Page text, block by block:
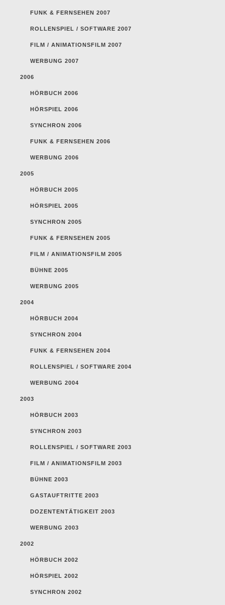
FUNK & FERNSEHEN 2007
ROLLENSPIEL / SOFTWARE 2007
FILM / ANIMATIONSFILM 2007
WERBUNG 2007
2006
HÖRBUCH 2006
HÖRSPIEL 2006
SYNCHRON 2006
FUNK & FERNSEHEN 2006
WERBUNG 2006
2005
HÖRBUCH 2005
HÖRSPIEL 2005
SYNCHRON 2005
FUNK & FERNSEHEN 2005
FILM / ANIMATIONSFILM 2005
BÜHNE 2005
WERBUNG 2005
2004
HÖRBUCH 2004
SYNCHRON 2004
FUNK & FERNSEHEN 2004
ROLLENSPIEL / SOFTWARE 2004
WERBUNG 2004
2003
HÖRBUCH 2003
SYNCHRON 2003
ROLLENSPIEL / SOFTWARE 2003
FILM / ANIMATIONSFILM 2003
BÜHNE 2003
GASTAUFTRITTE 2003
DOZENTENTÄTIGKEIT 2003
WERBUNG 2003
2002
HÖRBUCH 2002
HÖRSPIEL 2002
SYNCHRON 2002